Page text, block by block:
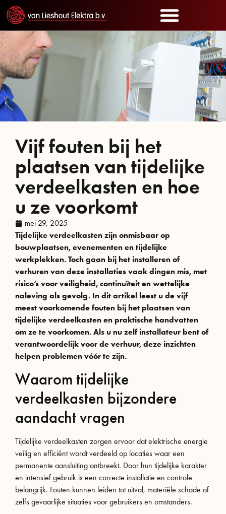
Vijf fouten bij het
plaatsen van tijdelijke
verdeelkasten en hoe
u ze voorkomt
mei 29, 2025
Tijdelijke verdeelkasten zijn onmisbaar op
bouwplaatsen, evenementen en tijdelijke
werkplekken. Toch gaan bij het installeren of
verhuren van deze installaties vaak dingen mis, met
risico’s voor veiligheid, continuïteit en wettelijke
naleving als gevolg. In dit artikel leest u de vijf
meest voorkomende fouten bij het plaatsen van
tijdelijke verdeelkasten en praktische handvatten
om ze te voorkomen. Als u nu zelf installateur bent of
verantwoordelijk voor de verhuur, deze inzichten
helpen problemen vóór te zijn.
Waarom tijdelijke
verdeelkasten bijzondere
aandacht vragen
Tijdelijke verdeelkasten zorgen ervoor dat elektrische energie
veilig en efficiënt wordt verdeeld op locaties waar een
permanente aansluiting ontbreekt. Door hun tijdelijke karakter
en intensief gebruik is een correcte installatie en controle
belangrijk. Fouten kunnen leiden tot uitval, materiële schade of
zelfs gevaarlijke situaties voor gebruikers en omstanders.